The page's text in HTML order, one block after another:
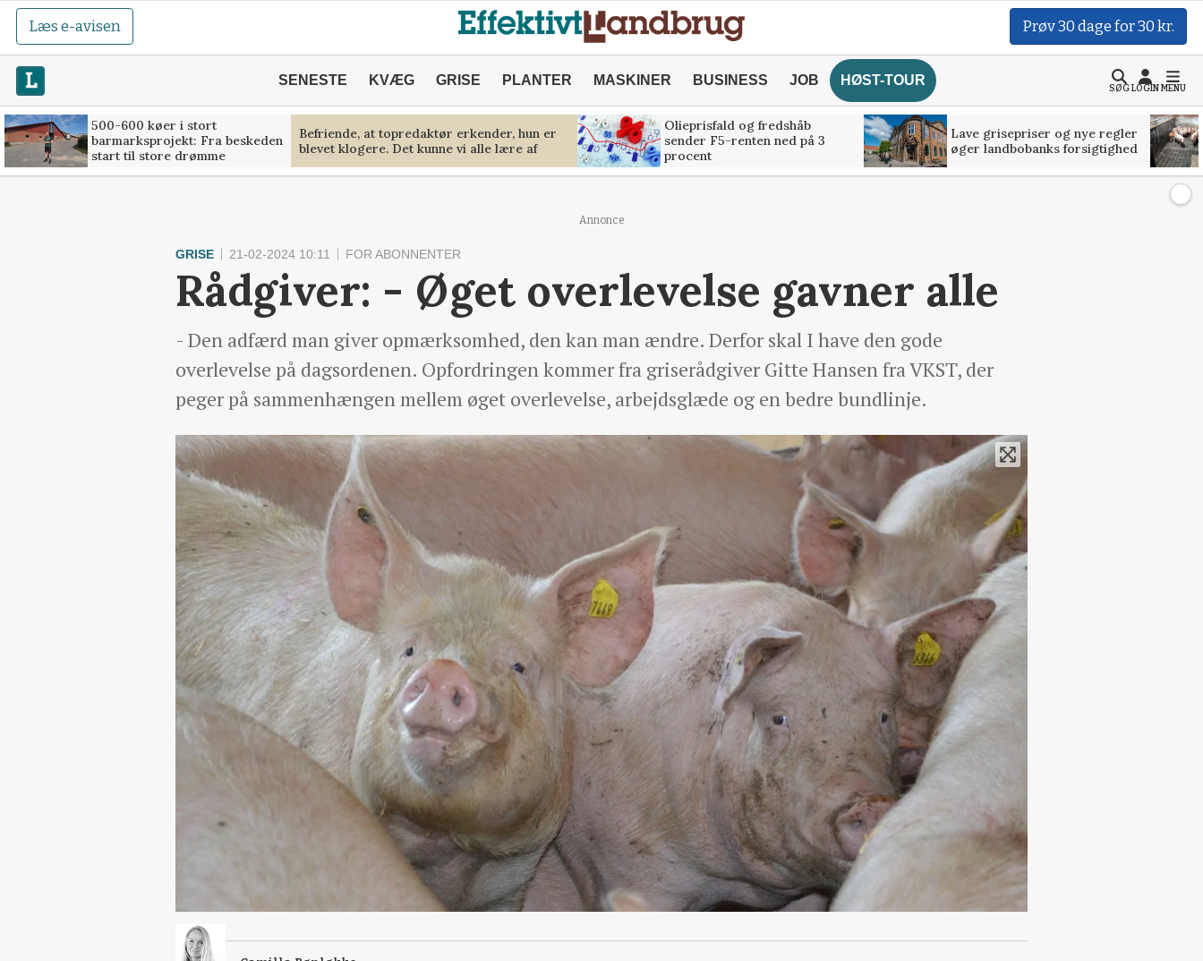
Læs e-avisen Prøv 30 dage for 30 kr.
SENESTE KVÆG GRISE PLANTER MASKINER BUSINESS JOB HØST-TOUR
SØGLOGINMENU
500-600 køer i stort
barmarksprojekt: Fra beskeden
start til store drømme
Befriende, at topredaktør erkender, hun er
blevet klogere. Det kunne vi alle lære af
Olieprisfald og fredshåb
sender F5-renten ned på 3
procent
Lave grisepriser og nye regler
øger landbobanks forsigtighed
Annonce
GRISE 21-02-2024 10:11 FOR ABONNENTER
Rådgiver: - Øget overlevelse gavner alle
- Den adfærd man giver opmærksomhed, den kan man ændre. Derfor skal I have den gode
overlevelse på dagsordenen. Opfordringen kommer fra griserådgiver Gitte Hansen fra VKST, der
peger på sammenhængen mellem øget overlevelse, arbejdsglæde og en bedre bundlinje.